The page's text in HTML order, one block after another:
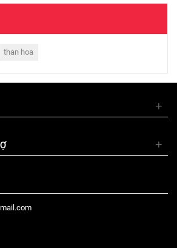
than hoa
+
+